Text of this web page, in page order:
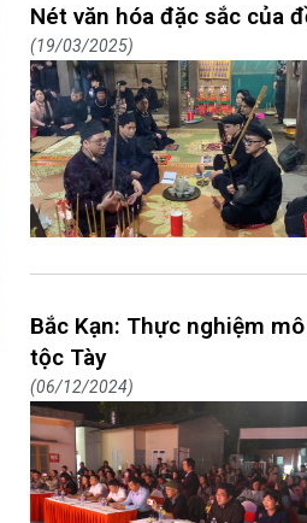
Nét văn hóa đặc sắc của
19/03/2025
Bắc Kạn: Thực nghiệm
tộc Tày
06/12/2024